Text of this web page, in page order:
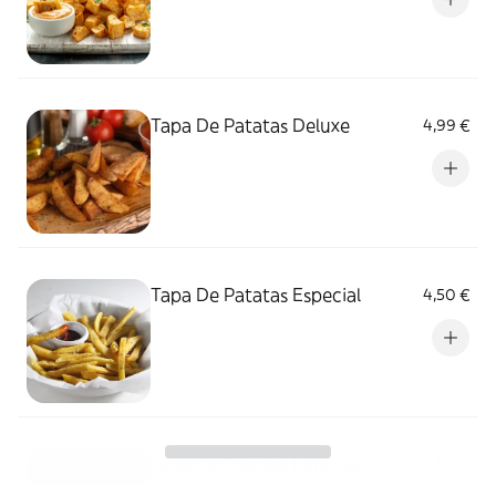
Tapa De Patatas Deluxe 4,99 €
Tapa De Patatas Especial 4,50 €
Tapa De Patatas Londres